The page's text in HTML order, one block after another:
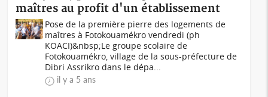
maîtres au profit d'un établissement
Pose de la première pierre des logements de
maîtres à Fotokouamékro vendredi (ph
KOACI)&nbsp;Le groupe scolaire de
Fotokouamékro, village de la sous-préfecture de
Dibri Assrikro dans le dépa...
il y a 5 ans